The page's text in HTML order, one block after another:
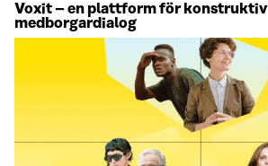
Voxit – en plattform för konstruktiv
medborgardialog